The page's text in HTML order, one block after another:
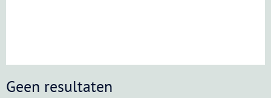
Geen resultaten